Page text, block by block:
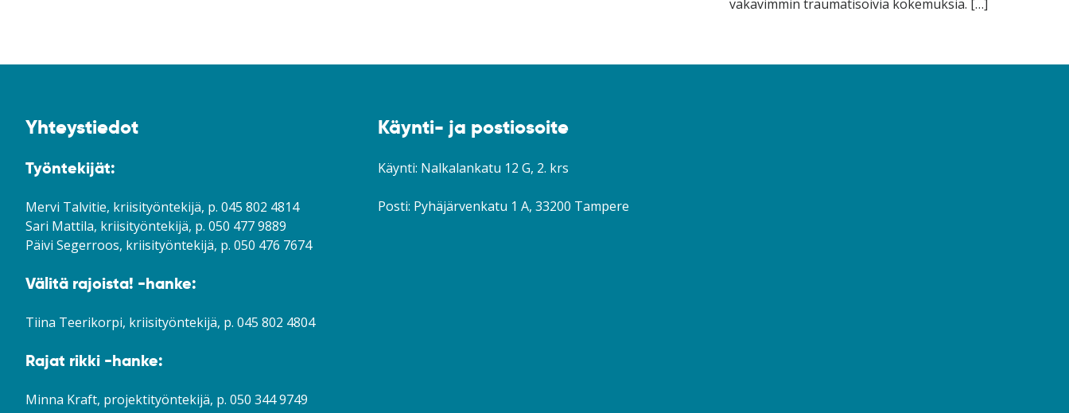
vakavimmin traumatisoivia kokemuksia. […]
Yhteystiedot
Työntekijät:
Mervi Talvitie, kriisityöntekijä, p. 045 802 4814
Sari Mattila, kriisityöntekijä, p. 050 477 9889
Päivi Segerroos, kriisityöntekijä, p. 050 476 7674
Välitä rajoista! -hanke:
Tiina Teerikorpi, kriisityöntekijä, p. 045 802 4804
Rajat rikki -hanke:
Minna Kraft, projektityöntekijä, p. 050 344 9749
Käynti- ja postiosoite
Käynti: Nalkalankatu 12 G, 2. krs
Posti: Pyhäjärvenkatu 1 A, 33200 Tampere